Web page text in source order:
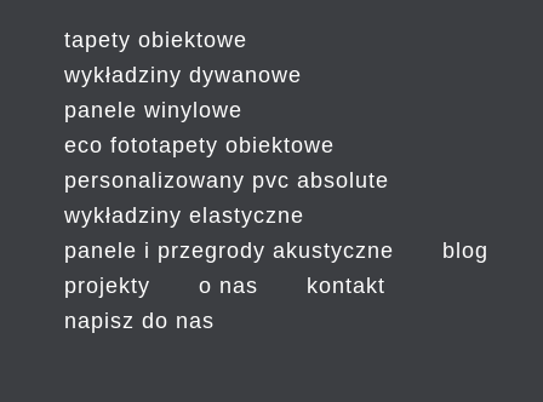
tapety obiektowe
wykładziny dywanowe
panele winylowe
eco fototapety obiektowe
personalizowany pvc absolute
wykładziny elastyczne
panele i przegrody akustyczne
blog
projekty
o nas
kontakt
napisz do nas